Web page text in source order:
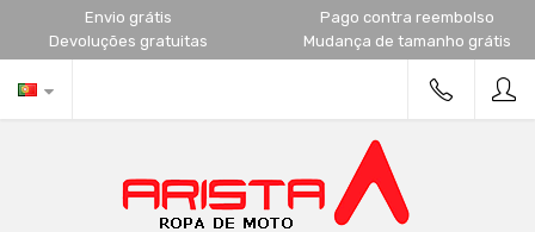
Envio grátis
Pago contra reembolso
Devoluções gratuitas
Mudança de tamanho grátis